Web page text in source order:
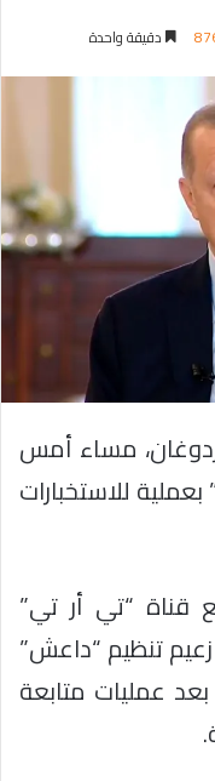
دقيقة واحدة
مساء أمس
للاستخبارات
قناة “تي أر تي”
تنظيم “داعش”
عمليات متابعة